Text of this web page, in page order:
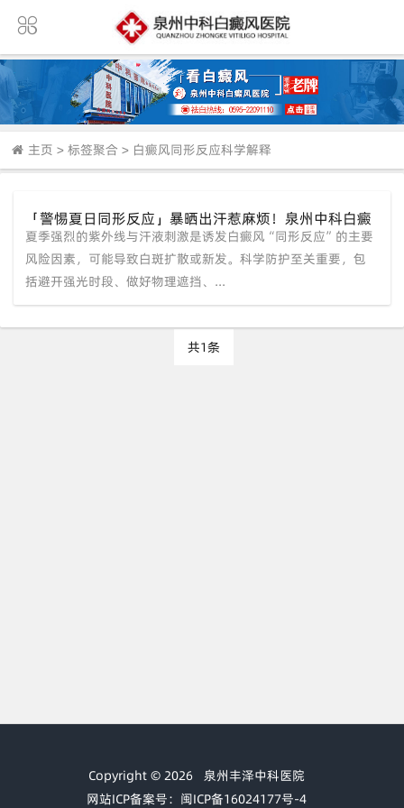
主页 > 标签聚合 > 白癜风同形反应科学解释
「警惕夏日同形反应」暴晒出汗惹麻烦！泉州中科白癜
风医院提醒科学防护避免白斑扩散
夏季强烈的紫外线与汗液刺激是诱发白癜风“同形反应”的主要
风险因素，可能导致白斑扩散或新发。科学防护至关重要，包
括避开强光时段、做好物理遮挡、...
共1条
Copyright © 2026 泉州丰泽中科医院
网站ICP备案号：闽ICP备16024177号-4